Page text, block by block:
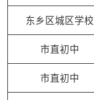
东乡区城区学校
市直初中
市直初中